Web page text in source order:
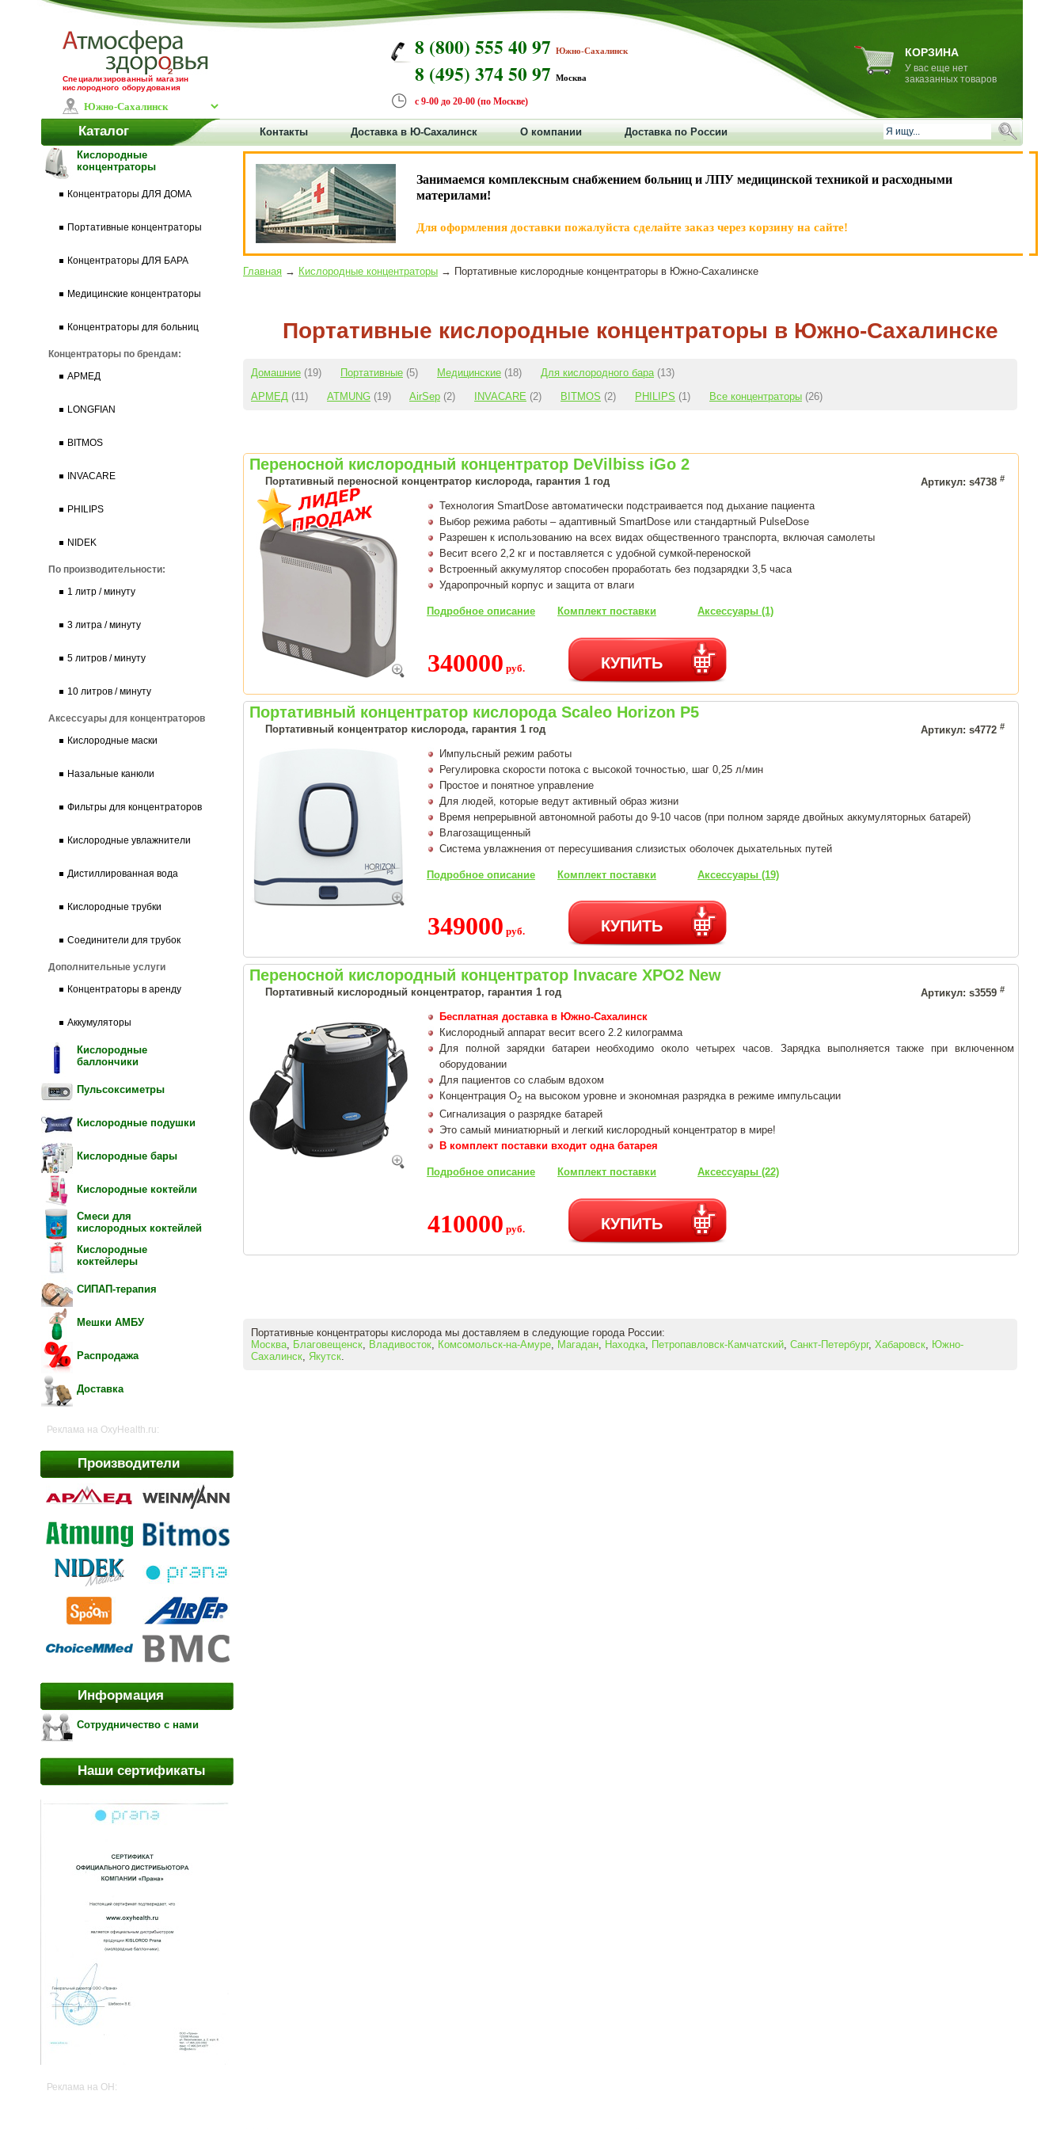
Специализированный магазин
кислородного оборудования
8 (800) 555 40 97 Южно-Сахалинск
8 (495) 374 50 97 Москва
с 9-00 до 20-00 (по Москве)
КОРЗИНА
У вас еще нет
заказанных товаров
Каталог Контакты Доставка в Ю-Сахалинск О компании
Доставка по России
Кислородные
концентраторы
Концентраторы ДЛЯ ДОМА
Портативные концентраторы
Концентраторы ДЛЯ БАРА
Медицинские концентраторы
Концентраторы для больниц
Концентраторы по брендам:
АРМЕД
LONGFIAN
BITMOS
INVACARE
PHILIPS
NIDEK
По производительности:
1 литр / минуту
3 литра / минуту
5 литров / минуту
10 литров / минуту
Аксессуары для концентраторов
Кислородные маски
Назальные канюли
Фильтры для концентраторов
Кислородные увлажнители
Дистиллированная вода
Кислородные трубки
Соединители для трубок
Дополнительные услуги
Концентраторы в аренду
Аккумуляторы
Кислородные
баллончики
Пульсоксиметры
Кислородные подушки
Кислородные бары
Кислородные коктейли
Смеси для
кислородных коктейлей
Кислородные
коктейлеры
СИПАП-терапия
Мешки АМБУ
Распродажа
Доставка
Реклама на OxyHealth.ru:
Производители
Информация
Сотрудничество с нами
Наши сертификаты
Реклама на OH:
Занимаемся комплексным снабжением больниц и ЛПУ медицинской техникой и расходными
материлами!
Для оформления доставки пожалуйста сделайте заказ через корзину на сайте!
Главная → Кислородные концентраторы → Портативные кислородные концентраторы в Южно-Сахалинске
Портативные кислородные концентраторы в Южно-Сахалинске
Домашние (19) Портативные (5) Медицинские (18) Для кислородного бара (13)
АРМЕД (11) ATMUNG (19) AirSep (2) INVACARE (2) BITMOS (2) PHILIPS (1) Все концентраторы (26)
Переносной кислородный концентратор DeVilbiss iGo 2
Портативный переносной концентратор кислорода, гарантия 1 год Артикул: s4738 #
Технология SmartDose автоматически подстраивается под дыхание пациента
Выбор режима работы – адаптивный SmartDose или стандартный PulseDose
Разрешен к использованию на всех видах общественного транспорта, включая самолеты
Весит всего 2,2 кг и поставляется с удобной сумкой-переноской
Встроенный аккумулятор способен проработать без подзарядки 3,5 часа
Ударопрочный корпус и защита от влаги
Подробное описание Комплект поставки Аксессуары (1)
340000 руб. КУПИТЬ
Портативный концентратор кислорода Scaleo Horizon P5
Портативный концентратор кислорода, гарантия 1 год Артикул: s4772 #
Импульсный режим работы
Регулировка скорости потока с высокой точностью, шаг 0,25 л/мин
Простое и понятное управление
Для людей, которые ведут активный образ жизни
Время непрерывной автономной работы до 9-10 часов (при полном заряде двойных аккумуляторных батарей)
Влагозащищенный
Система увлажнения от пересушивания слизистых оболочек дыхательных путей
Подробное описание Комплект поставки Аксессуары (19)
349000 руб. КУПИТЬ
Переносной кислородный концентратор Invacare XPO2 New
Портативный кислородный концентратор, гарантия 1 год Артикул: s3559 #
Бесплатная доставка в Южно-Сахалинск
Кислородный аппарат весит всего 2.2 килограмма
Для полной зарядки батареи необходимо около четырех часов. Зарядка выполняется также при включенном
оборудовании
Для пациентов со слабым вдохом
Концентрация О2 на высоком уровне и экономная разрядка в режиме импульсации
Сигнализация о разрядке батарей
Это самый миниатюрный и легкий кислородный концентратор в мире!
В комплект поставки входит одна батарея
Подробное описание Комплект поставки Аксессуары (22)
410000 руб. КУПИТЬ
Портативные концентраторы кислорода мы доставляем в следующие города России:
Москва Благовещенск Владивосток Комсомольск-на-Амуре Магадан Находка Петропавловск-Камчатский Санкт-Петербург, Хабаровск Южно-
Сахалинск Якутск